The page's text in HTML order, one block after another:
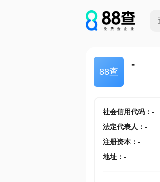
88查
-
社会信用代码： -
法定代表人 ： -
注册资本： -
地址： -